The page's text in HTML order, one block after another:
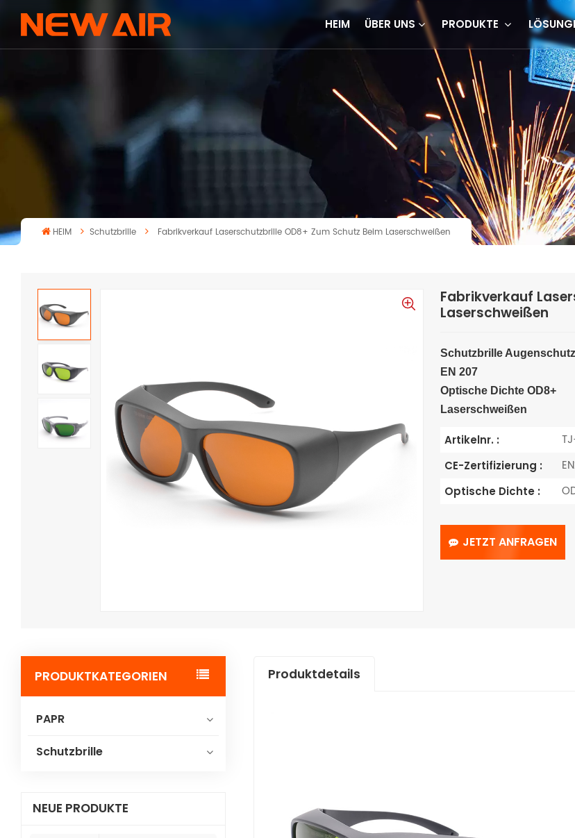
HEIM ÜBER UNS PRODUKTE
HEIM Schutzbrille Fabrikverkauf Laserschutzbrille OD8+ Zum Schutz Beim Laserschweißen
Fabrikverkauf
Laserschweißen
Schutzbrille Augenschutz
EN 207
Optische Dichte OD8+
Laserschweißen
Artikelnr. :
CE-Zertifizierung :
Optische Dichte :
JETZT ANFRAGEN
PRODUKTKATEGORIEN
PAPR
Schutzbrille
NEUE PRODUKTE
Produktdetails